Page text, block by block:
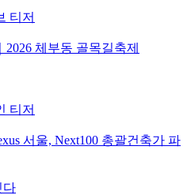
티저
체부동 골목길축제
티저
서울, Next100 총괄건축가 파
다